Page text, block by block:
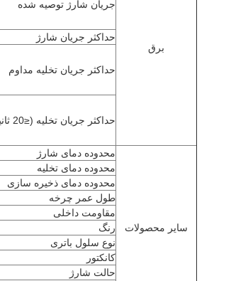
برق
جریان شارژ توصیه شده
حداکثر جریان شارژ
حداکثر جریان تخلیه مداوم
حداکثر جریان تخلیه (≤20 ثانیه)
سایر محصولات
محدوده دمای شارژ
محدوده دمای تخلیه
محدوده دمای ذخیره سازی
طول عمر چرخه
مقاومت داخلی
رنگ
نوع سلول باتری
کانکتور
حالت شارژ